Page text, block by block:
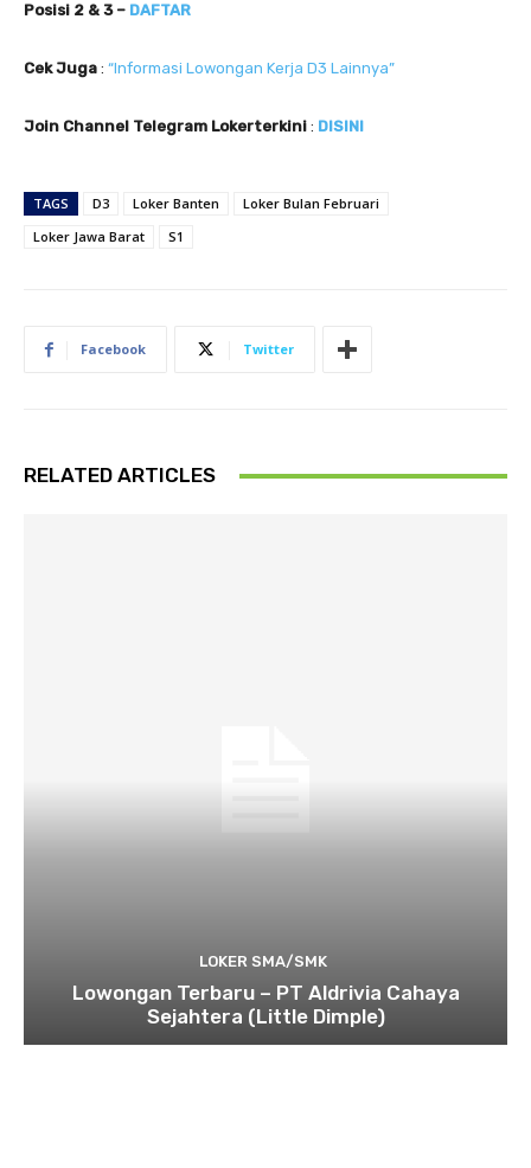
Posisi 2 & 3 – DAFTAR
Cek Juga : “Informasi Lowongan Kerja D3 Lainnya”
Join Channel Telegram Lokerterkini : DISINI
TAGS D3 Loker Banten
Loker Bulan Februari
Loker Jawa Barat
S1
Facebook Twitter
RELATED ARTICLES
LOKER SMA/SMK
Lowongan Terbaru – PT Aldrivia Cahaya
Sejahtera (Little Dimple)